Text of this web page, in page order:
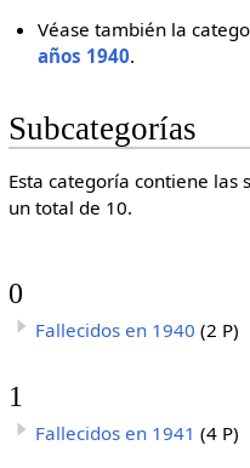
Véase también la
años 1940.
Subcategorías
Esta categoría contiene las
un total de 10.
0
Fallecidos en 1940 (2 P)
1
Fallecidos en 1941 (4 P)